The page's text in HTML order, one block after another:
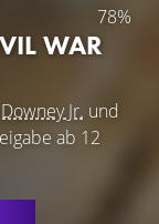
78%
WAR
Jr. und
ab 12